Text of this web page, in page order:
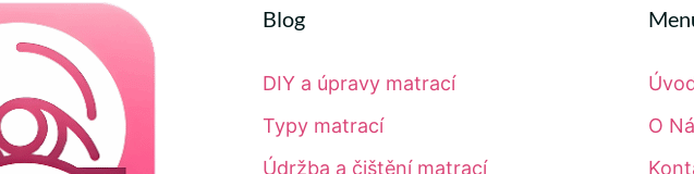
Blog
DIY a úpravy matrací
Typy matrací
Údržba a čištění matrací
O